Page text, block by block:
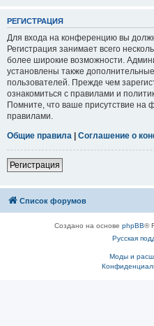
РЕГИСТРАЦИЯ
Для входа на конференцию вы
Регистрация занимает всего
более широкие возможности.
установлены также
пользователей. Прежде чем
ознакомиться с правилами и
Помните, что ваше присутствие на
правилами.
Общие правила | Соглашение о
Регистрация
Список форумов
Создано на основе phpBB®
Русская
Моды и